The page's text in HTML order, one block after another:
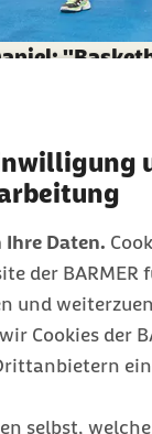
Daten.
der BARMER
und
Cookies der
selbst, welche